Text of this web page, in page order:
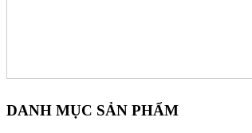
DANH MỤC SẢN PHẨM